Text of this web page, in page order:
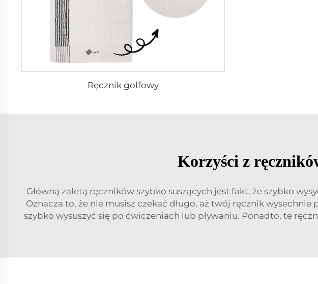
Ręcznik golfowy
Korzyści z
Główną zaletą ręczników szybko suszących jest fakt, że szybko
Oznacza to, że nie musisz czekać długo, aż twój ręcznik
szybko wysuszyć się po ćwiczeniach lub pływaniu. Ponadto, te